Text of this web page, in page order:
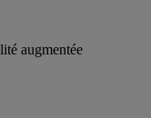
augmentée